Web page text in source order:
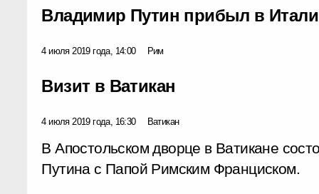
Владимир Путин прибыл в
4 июля 2019 года, 14:00 Рим
Визит в Ватикан
4 июля 2019 года, 16:30 Ватикан
В Апостольском дворце в Ватикане
Путина с Папой Римским Франциском.